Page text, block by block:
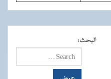
البحث: